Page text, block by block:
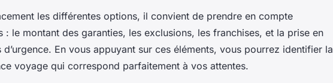
les différentes options, il convient de prendre en compte
: le montant des garanties, les exclusions, les franchises, et la prise en
En vous appuyant sur ces éléments, vous pourrez identifier la
voyage qui correspond parfaitement à vos attentes.